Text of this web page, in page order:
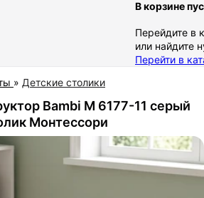
В корзине
Перейдите в
или найдите
Перейти в
» Детские столики
Bambi M 6177-11 серый
Монтессори